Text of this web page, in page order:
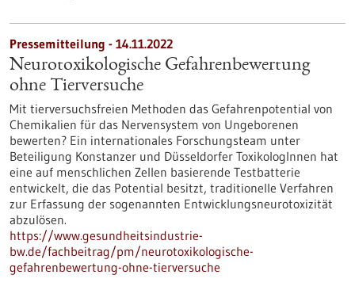
Pressemitteilung - 14.11.2022
Neurotoxikologische Gefahrenbewertung
ohne Tierversuche
Mit tierversuchsfreien Methoden das Gefahrenpotential von
Chemikalien für das Nervensystem von Ungeborenen
bewerten? Ein internationales Forschungsteam unter
Beteiligung Konstanzer und Düsseldorfer ToxikologInnen hat
eine auf menschlichen Zellen basierende Testbatterie
entwickelt, die das Potential besitzt, traditionelle Verfahren
zur Erfassung der sogenannten Entwicklungsneurotoxizität
abzulösen.
https://www.gesundheitsindustrie-
bw.de/fachbeitrag/pm/neurotoxikologische-
gefahrenbewertung-ohne-tierversuche